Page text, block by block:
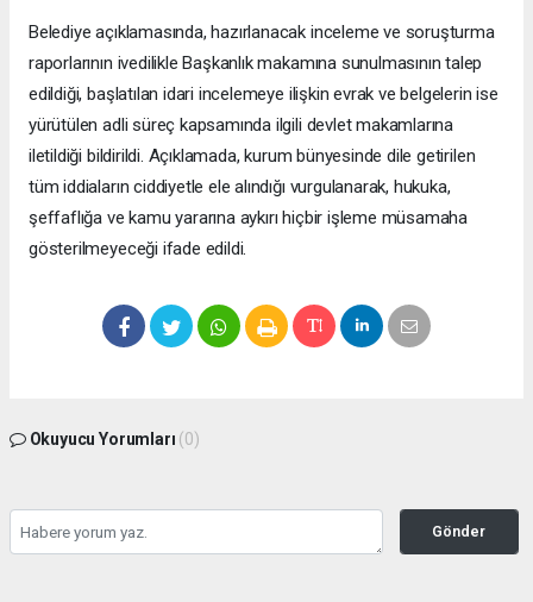
Belediye açıklamasında, hazırlanacak inceleme ve soruşturma
raporlarının ivedilikle Başkanlık makamına sunulmasının talep
edildiği, başlatılan idari incelemeye ilişkin evrak ve belgelerin ise
yürütülen adli süreç kapsamında ilgili devlet makamlarına
iletildiği bildirildi. Açıklamada, kurum bünyesinde dile getirilen
tüm iddiaların ciddiyetle ele alındığı vurgulanarak, hukuka,
şeffaflığa ve kamu yararına aykırı hiçbir işleme müsamaha
gösterilmeyeceği ifade edildi.
Okuyucu Yorumları (0)
Gönder